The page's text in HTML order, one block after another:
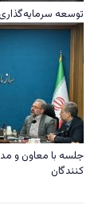
توسعه
جلسه با معاون و
کنندگان